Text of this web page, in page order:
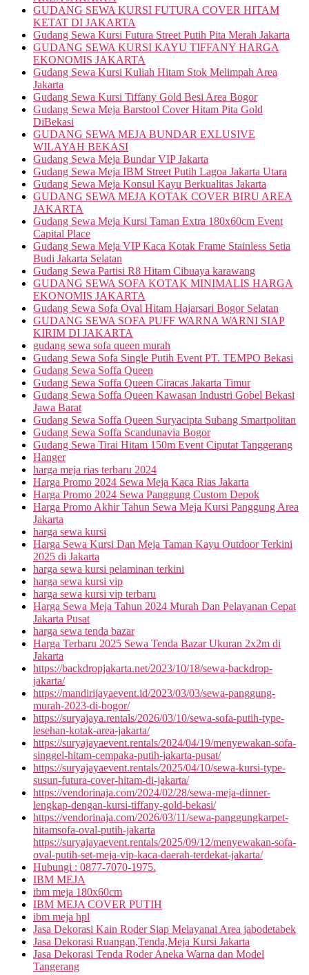
GUDANG SEWA KURSI FUTURA COVER HITAM
KETAT DI JAKARTA
Gudang Sewa Kursi Futura Street Putih Pita Merah Jakarta
GUDANG SEWA KURSI KAYU TIFFANY HARGA
EKONOMIS JAKARTA
Gudang Sewa Kursi Kuliah Hitam Stok Melimpah Area
Jakarta
Gudang Sewa Kursi Tiffany Gold Besi Area Bogor
Gudang Sewa Meja Barstool Cover Hitam Pita Gold
DiBekasi
GUDANG SEWA MEJA BUNDAR EXLUSIVE
WILAYAH BEKASI
Gudang Sewa Meja Bundar VIP Jakarta
Gudang Sewa Meja IBM Street Putih Lagoa Jakarta Utara
Gudang Sewa Meja Konsul Kayu Berkualitas Jakarta
GUDANG SEWA MEJA KOTAK COVER BIRU AREA
JAKARTA
Gudang Sewa Meja Kursi Taman Extra 180x60cm Event
Capital Place
Gudang Sewa Meja VIP Kaca Kotak Frame Stainless Setia
Budi Jakarta Selatan
Gudang Sewa Partisi R8 Hitam Cibuaya karawang
GUDANG SEWA SOFA KOTAK MINIMALIS HARGA
EKONOMIS JAKARTA
Gudang Sewa Sofa Oval Hitam Hajarsari Bogor Selatan
GUDANG SEWA SOFA PUFF WARNA WARNI SIAP
KIRIM DI JAKARTA
gudang sewa sofa queen murah
Gudang Sewa Sofa Single Putih Event PT. TEMPO Bekasi
Gudang Sewa Soffa Queen
Gudang Sewa Soffa Queen Ciracas Jakarta Timur
Gudang Sewa Soffa Queen Kawasan Industri Gobel Bekasi
Jawa Barat
Gudang Sewa Soffa Queen Suryacipta Subang Smartpolitan
Gudang Sewa Soffa Scandunavia Bogor
Gudang Sewa Tirai Hitam 150m Event Ciputat Tanggerang
Hanger
harga meja rias terbaru 2024
Harga Promo 2024 Sewa Meja Kaca Rias Jakarta
Harga Promo 2024 Sewa Panggung Custom Depok
Harga Promo Akhir Tahun Sewa Meja Kursi Panggung Area
Jakarta
harga sewa kursi
Harga Sewa Kursi Dan Meja Taman Kayu Outdoor Terkini
2025 di Jakarta
harga sewa kursi pelaminan terkini
harga sewa kursi vip
harga sewa kursi vip terbaru
Harga Sewa Meja Tahun 2024 Murah Dan Pelayanan Cepat
Jakarta Pusat
harga sewa tenda bazar
Harga Terbaru 2025 Sewa Tenda Bazar Ukuran 2x2m di
Jakarta
https://backdropjakarta.net/2023/10/18/sewa-backdrop-
jakarta/
https://mandirijayaevent.id/2023/03/03/sewa-panggung-
murah-2023-di-bogor/
https://suryajaya.rentals/2026/03/10/sewa-sofa-putih-type-
lesehan-kotak-area-jakarta/
https://suryajayaevent.rentals/2024/04/19/menyewakan-sofa-
singgel-hitam-cempaka-putih-jakarta-pusat/
https://suryajayaevent.rentals/2025/04/10/sewa-kursi-type-
susun-futura-cover-hitam-di-jakarta/
https://vendorinaja.com/2024/02/28/sewa-meja-dinner-
lengkap-dengan-kursi-tiffany-gold-bekasi/
https://vendorinaja.com/2026/03/11/sewa-panggungkarpet-
hitamsofa-oval-putih-jakarta
https://suryajayaevent.rentals/2025/09/12/menyewakan-sofa-
oval-putih-set-meja-vip-kaca-daerah-terdekat-jakarta/
Hubungi : 0877-7070-1975.
IBM MEJA
ibm meja 180x60cm
IBM MEJA COVER PUTIH
ibm meja hpl
Jasa Dekorasi Kain Roder Siap Melayanai Area jabodetabek
Jasa Dekorasi Ruangan,Tenda,Meja Kursi Jakarta
Jasa Dekorasi Tenda Roder Aneka Warna dan Model
Tangerang